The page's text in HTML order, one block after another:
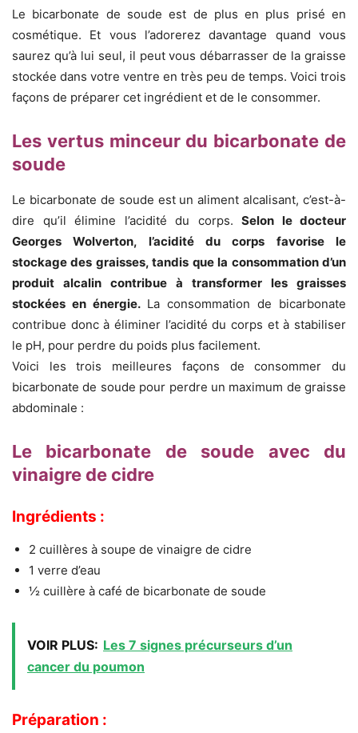
Le bicarbonate de soude est de plus en plus prisé en
cosmétique. Et vous l’adorerez davantage quand vous
saurez qu’à lui seul, il peut vous débarrasser de la graisse
stockée dans votre ventre en très peu de temps. Voici trois
façons de préparer cet ingrédient et de le consommer.
Les vertus minceur du bicarbonate de
soude
Le bicarbonate de soude est un aliment alcalisant, c’est-à-
dire qu’il élimine l’acidité du corps. Selon le docteur
Georges Wolverton, l’acidité du corps favorise le
stockage des graisses, tandis que la consommation d’un
produit alcalin contribue à transformer les graisses
stockées en énergie. La consommation de bicarbonate
contribue donc à éliminer l’acidité du corps et à stabiliser
le pH, pour perdre du poids plus facilement.
Voici les trois meilleures façons de consommer du
bicarbonate de soude pour perdre un maximum de graisse
abdominale :
Le bicarbonate de soude avec du
vinaigre de cidre
Ingrédients :
2 cuillères à soupe de vinaigre de cidre
1 verre d’eau
½ cuillère à café de bicarbonate de soude
VOIR PLUS: Les 7 signes précurseurs d’un
cancer du poumon
Préparation :